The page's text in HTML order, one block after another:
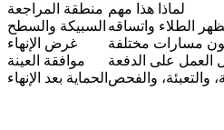
منطقة المراجعة لماذا هذا مهم
السبيكة والسطح الطلاء واتساقه
غرض الإنهاء
مسارات مختلفة
موافقة العينة
العمل على الدفعة
الحماية بعد الإنهاء والتعبئة، والفحص